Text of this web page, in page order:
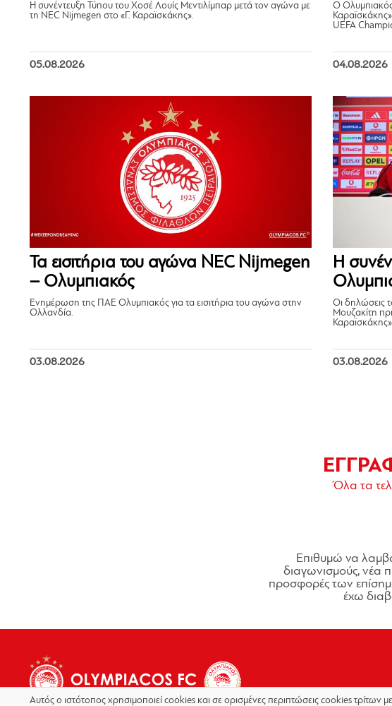
Η συνέντευξη Τύπου του Χοσέ Λουίς Μεντιλίμπαρ μετά τον αγώνα με
τη NEC Nijmegen στο «Γ. Καραϊσκάκης».
05.08.2026
Ο Ολυμπιακός
UEFA
04.08.2026
Τα εισιτήρια του αγώνα NEC Nijmegen
– Ολυμπιακός
Ενημέρωση της ΠΑΕ Ολυμπιακός για τα εισιτήρια του αγώνα στην
Ολλανδία.
03.08.2026
Η
Οι δηλώσεις
Μουζακίτη
03.08.2026
Όλα τα
Επιθυμώ να
διαγωνισμούς, νέα
προσφορές των
έχω
Αυτός ο ιστότοπος χρησιμοποιεί cookies και σε ορισμένες περιπτώσεις cookies